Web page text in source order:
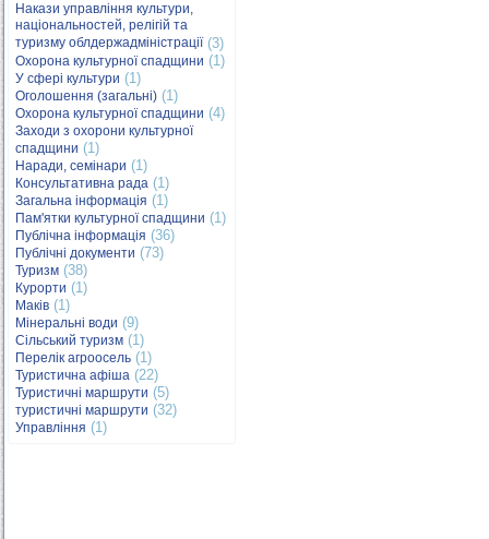
Накази управління культури,
національностей, релігій та
туризму облдержадміністрації(3)
Охорона культурної спадщини (1)
У сфері культури (1)
Оголошення (загальні) (1)
Охорона культурної спадщини (4)
Заходи з охорони культурної
спадщини (1)
Наради, семінари (1)
Консультативна рада (1)
Загальна інформація (1)
Пам'ятки культурної спадщини (1)
Публічна інформація (36)
Публічні документи (73)
Туризм (38)
Курорти (1)
Маків (1)
Мінеральні води (9)
Сільський туризм (1)
Перелік агроосель (1)
Туристична афіша (22)
Туристичні маршрути (5)
туристичні маршрути (32)
Управління (1)